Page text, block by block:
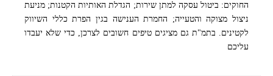
החוקים: ביטול עסקה למתן שירות; הגדלת האותיות הקטנות; מניעת
ניצול מצוקה והטעייה; החמרת הענישה בגין הפרת כללי השיווק
לקטינים. בתמ"ת גם מציגים טיפים חשובים לצרכן, כדי שלא יעבדו
עליכם